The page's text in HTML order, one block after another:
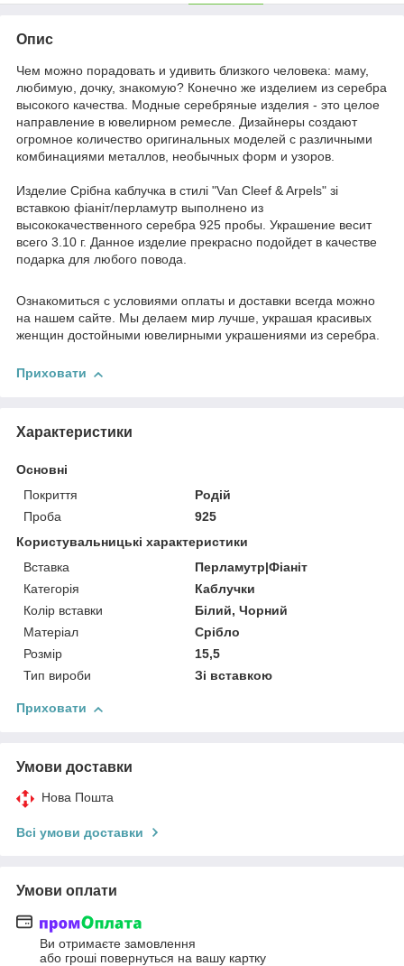
Опис
Чем можно порадовать и удивить близкого человека: маму,
любимую, дочку, знакомую? Конечно же изделием из серебра
высокого качества. Модные серебряные изделия - это целое
направление в ювелирном ремесле. Дизайнеры создают
огромное количество оригинальных моделей с различными
комбинациями металлов, необычных форм и узоров.
Изделие Срібна каблучка в стилі "Van Cleef & Arpels" зі
вставкою фіаніт/перламутр выполнено из
высококачественного серебра 925 пробы. Украшение весит
всего 3.10 г. Данное изделие прекрасно подойдет в качестве
подарка для любого повода.
Ознакомиться с условиями оплаты и доставки всегда можно
на нашем сайте. Мы делаем мир лучше, украшая красивых
женщин достойными ювелирными украшениями из серебра.
Приховати
Характеристики
Основні
Покриття
Родій
Проба
925
Користувальницькі характеристики
Вставка
Перламутр|Фіаніт
Категорія
Каблучки
Колір вставки
Білий, Чорний
Матеріал
Срібло
Розмір
15,5
Тип вироби
Зі вставкою
Приховати
Умови доставки
Нова Пошта
Всі умови доставки
Умови оплати
Ви отримаєте замовлення
або гроші повернуться на вашу картку